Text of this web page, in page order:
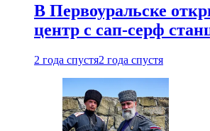
В Первоуральске
центр с сап-серф
2 года спустя2 года спустя